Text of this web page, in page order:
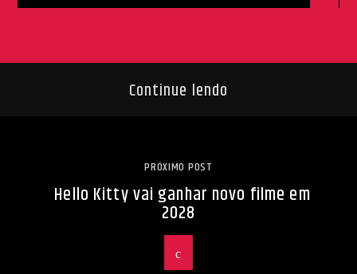
Continue lendo
PRÓXIMO POST
Hello Kitty vai ganhar novo filme em
2028